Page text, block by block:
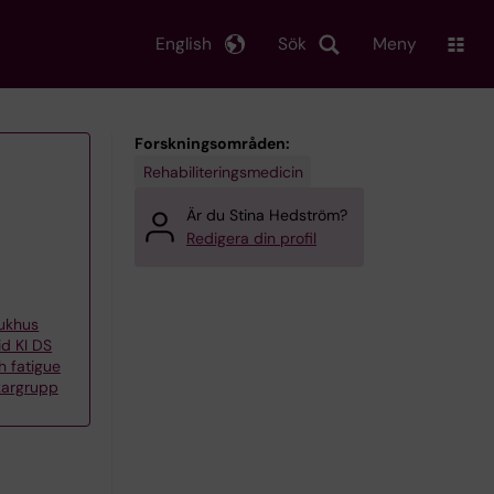
Sök
English Meny
KI DS
fatigue
Forskningsområden:
Rehabiliteringsmedicin
Är du Stina Hedström?
Redigera din profil